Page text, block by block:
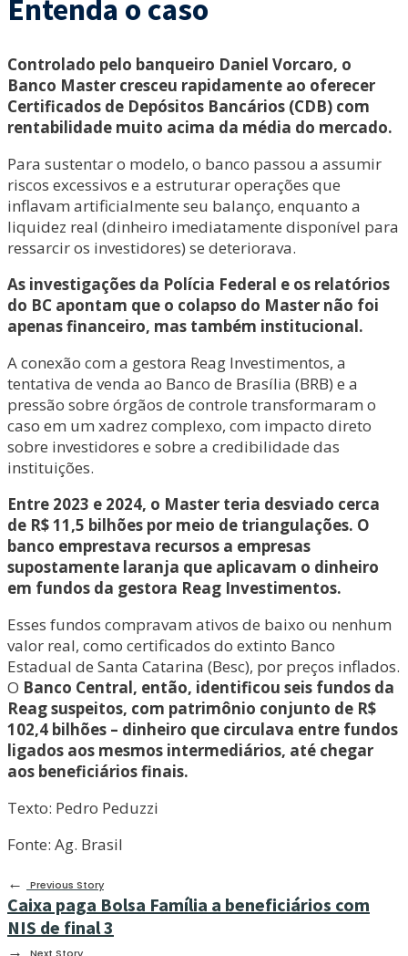
Entenda o caso
Controlado pelo banqueiro Daniel Vorcaro, o
Banco Master cresceu rapidamente ao oferecer
Certificados de Depósitos Bancários (CDB) com
rentabilidade muito acima da média do mercado.
Para sustentar o modelo, o banco passou a assumir
riscos excessivos e a estruturar operações que
inflavam artificialmente seu balanço, enquanto a
liquidez real (dinheiro imediatamente disponível para
ressarcir os investidores) se deteriorava.
As investigações da Polícia Federal e os relatórios
do BC apontam que o colapso do Master não foi
apenas financeiro, mas também institucional.
A conexão com a gestora Reag Investimentos, a
tentativa de venda ao Banco de Brasília (BRB) e a
pressão sobre órgãos de controle transformaram o
caso em um xadrez complexo, com impacto direto
sobre investidores e sobre a credibilidade das
instituições.
Entre 2023 e 2024, o Master teria desviado cerca
de R$ 11,5 bilhões por meio de triangulações. O
banco emprestava recursos a empresas
supostamente laranja que aplicavam o dinheiro
em fundos da gestora Reag Investimentos.
Esses fundos compravam ativos de baixo ou nenhum
valor real, como certificados do extinto Banco
Estadual de Santa Catarina (Besc), por preços inflados.
O Banco Central, então, identificou seis fundos da
Reag suspeitos, com patrimônio conjunto de R$
102,4 bilhões – dinheiro que circulava entre fundos
ligados aos mesmos intermediários, até chegar
aos beneficiários finais.
Texto: Pedro Peduzzi
Fonte: Ag. Brasil
←
Previous Story
Caixa paga Bolsa Família a beneficiários com
NIS de final 3
→